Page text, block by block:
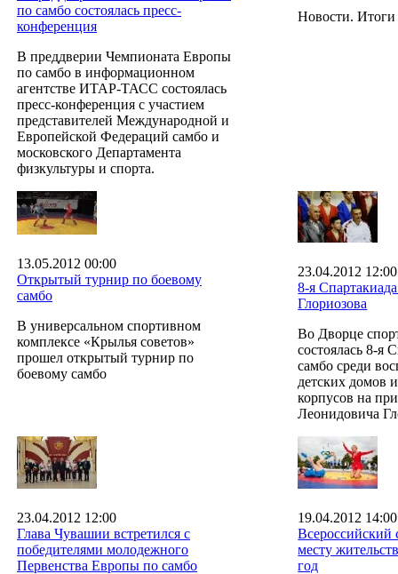
по самбо состоялась пресс-
конференция
В преддверии Чемпионата Европы
по самбо в информационном
агентстве ИТАР-ТАСС состоялась
пресс-конференция с участием
представителей Международной и
Европейской Федераций самбо и
московского Департамента
физкультуры и спорта.
Новости. Итоги
13.05.2012 00:00
Открытый турнир по боевому
самбо
В универсальном спортивном
комплексе «Крылья советов»
прошел открытый турнир по
боевому самбо
23.04.2012 12:00
8-я
Глориозова
Во Дворце
состоялась 8-я
самбо среди
детских домов
корпусов на
Леонидовича
23.04.2012 12:00
Глава Чувашии встретился с
победителями молодежного
Первенства Европы по самбо
19.04.2012 14:00
Всероссийский
месту
год